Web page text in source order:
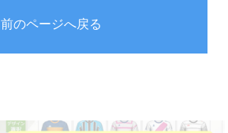
前のページへ戻る